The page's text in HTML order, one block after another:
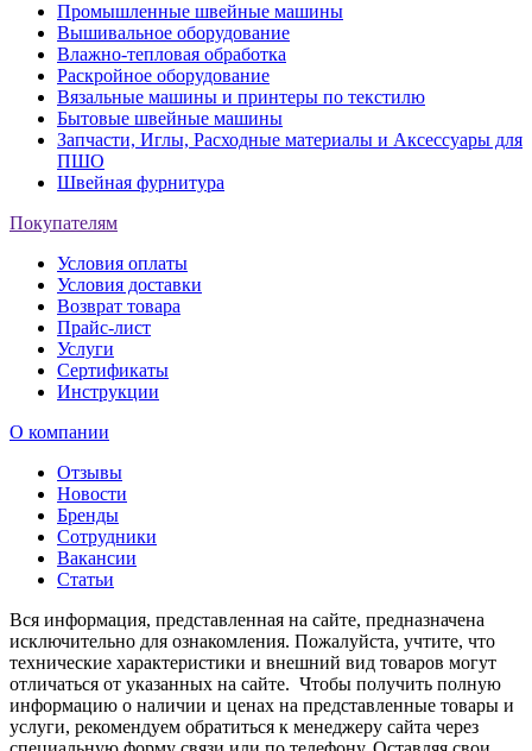
Промышленные швейные машины
Вышивальное оборудование
Влажно-тепловая обработка
Раскройное оборудование
Вязальные машины и принтеры по текстилю
Бытовые швейные машины
Запчасти, Иглы, Расходные материалы и Аксессуары для
ПШО
Швейная фурнитура
Покупателям
Условия оплаты
Условия доставки
Возврат товара
Прайс-лист
Услуги
Сертификаты
Инструкции
О компании
Отзывы
Новости
Бренды
Сотрудники
Вакансии
Статьи
Вся информация, представленная на сайте, предназначена
исключительно для ознакомления. Пожалуйста, учтите, что
технические характеристики и внешний вид товаров могут
отличаться от указанных на сайте. Чтобы получить полную
информацию о наличии и ценах на представленные товары и
услуги, рекомендуем обратиться к менеджеру сайта через